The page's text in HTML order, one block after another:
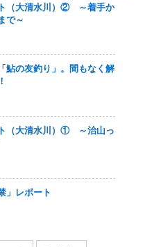
（大清水川）② ～着手か
で～
鮎の友釣り」。間もなく解
（大清水川）① ～治山っ
」レポート